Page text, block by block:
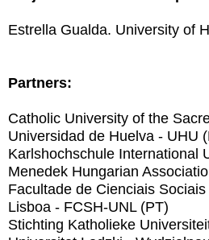
Estrella Gualda. University of
Partners:
Catholic University of the
Universidad de Huelva - UHU
Karlshochschule International
Menedek Hungarian
Facultade de Cienciais
Lisboa - FCSH-UNL (PT)
Stichting Katholieke